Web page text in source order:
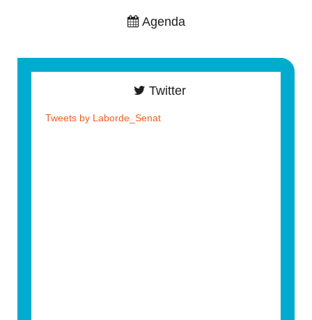
Agenda
Twitter
Tweets by Laborde_Senat